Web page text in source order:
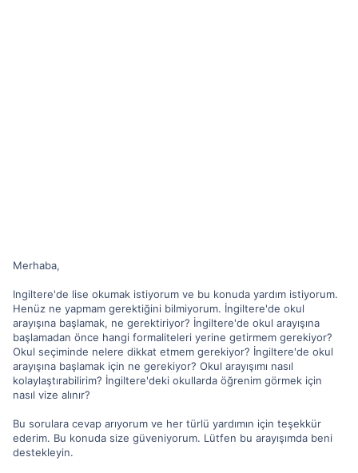
Merhaba,
Ingiltere'de lise okumak istiyorum ve bu konuda yardım istiyorum.
Henüz ne yapmam gerektiğini bilmiyorum. İngiltere'de okul
arayışına başlamak, ne gerektiriyor? İngiltere'de okul arayışına
başlamadan önce hangi formaliteleri yerine getirmem gerekiyor?
Okul seçiminde nelere dikkat etmem gerekiyor? İngiltere'de okul
arayışına başlamak için ne gerekiyor? Okul arayışımı nasıl
kolaylaştırabilirim? İngiltere'deki okullarda öğrenim görmek için
nasıl vize alınır?
Bu sorulara cevap arıyorum ve her türlü yardımın için teşekkür
ederim. Bu konuda size güveniyorum. Lütfen bu arayışımda beni
destekleyin.